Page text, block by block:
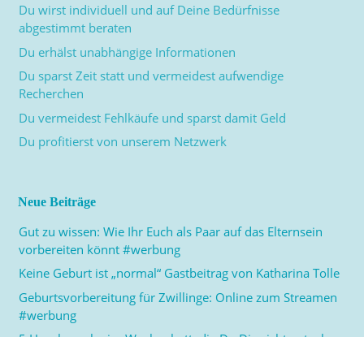
Du wirst individuell und auf Deine Bedürfnisse
abgestimmt beraten
Du erhälst unabhängige Informationen
Du sparst Zeit statt und vermeidest aufwendige
Recherchen
Du vermeidest Fehlkäufe und sparst damit Geld
Du profitierst von unserem Netzwerk
Neue Beiträge
Gut zu wissen: Wie Ihr Euch als Paar auf das Elternsein
vorbereiten könnt #werbung
Keine Geburt ist „normal“ Gastbeitrag von Katharina Tolle
Geburtsvorbereitung für Zwillinge: Online zum Streamen
#werbung